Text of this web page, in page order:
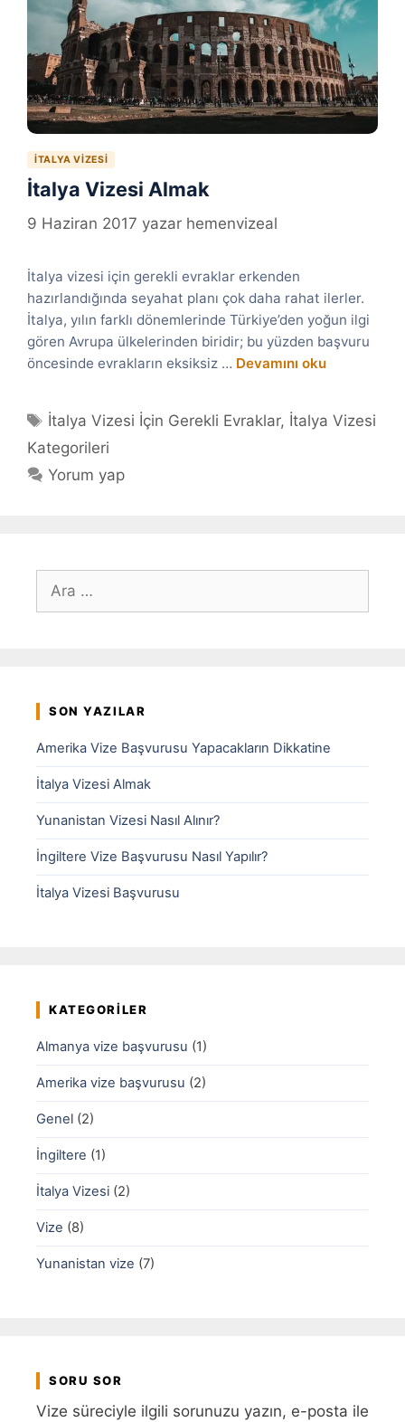
İTALYA VIZESI
İtalya Vizesi Almak
9 Haziran 2017 yazar hemenvizeal
İtalya vizesi için gerekli evraklar erkenden
hazırlandığında seyahat planı çok daha rahat ilerler.
İtalya, yılın farklı dönemlerinde Türkiye’den yoğun ilgi
gören Avrupa ülkelerinden biridir; bu yüzden başvuru
öncesinde evrakların eksiksiz … Devamını oku
Etiketler
İtalya Vizesi İçin Gerekli Evraklar, İtalya Vizesi
Kategorileri
Yorum yap
için
SON YAZILAR
Amerika Vize Başvurusu Yapacakların Dikkatine
İtalya Vizesi Almak
Yunanistan Vizesi Nasıl Alınır?
İngiltere Vize Başvurusu Nasıl Yapılır?
İtalya Vizesi Başvurusu
KATEGORILER
Almanya vize başvurusu (1)
Amerika vize başvurusu (2)
Genel (2)
İngiltere (1)
İtalya Vizesi (2)
Vize (8)
Yunanistan vize (7)
SORU SOR
Vize süreciyle ilgili sorunuzu yazın, e-posta ile